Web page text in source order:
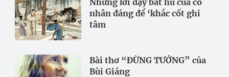
Những lời dạy bất hủ của cổ
nhân đáng để ‘khắc cốt ghi
tâm
Bài thơ “ĐỪNG TƯỞNG” của
Bùi Giáng